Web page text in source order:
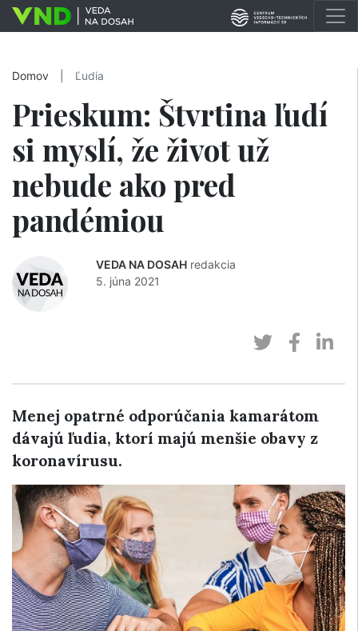
Domov Ľudia
Prieskum: Štvrtina ľudí
si myslí, že život už
nebude ako pred
pandémiou
VEDA NA DOSAH redakcia
5. júna 2021
Menej opatrné odporúčania kamarátom
dávajú ľudia, ktorí majú menšie obavy z
koronavírusu.